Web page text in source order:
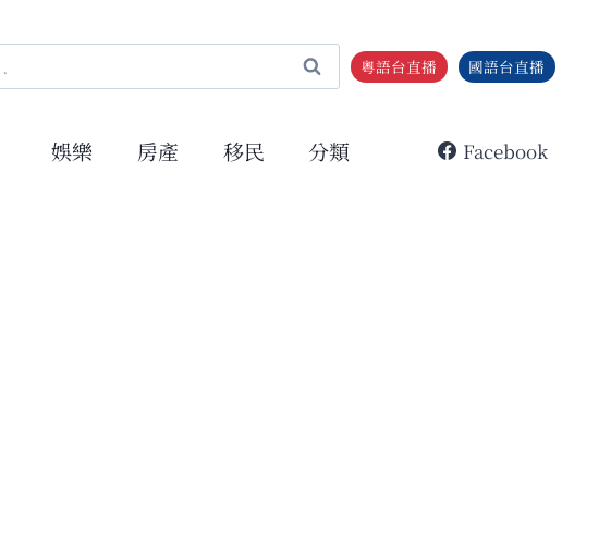
粵語台直播 國語台直播
娛樂 房產 移民 分類 Facebook